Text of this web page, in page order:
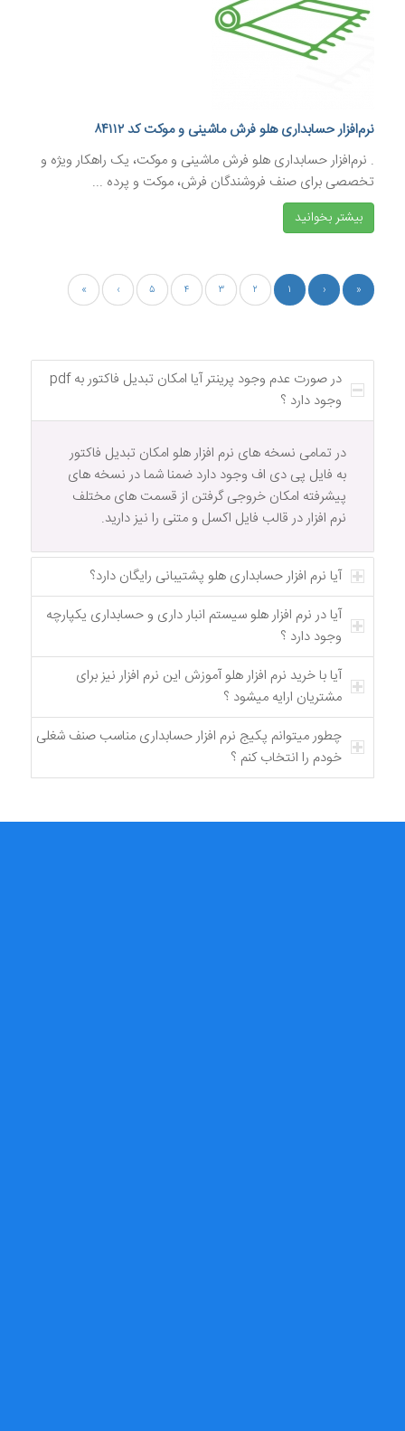
نرم‌افزار حسابداری هلو فرش ماشینی و موکت کد ۸۴۱۱۲
. نرم‌افزار حسابداری هلو فرش ماشینی و موکت، یک راهکار ویژه و
تخصصی برای صنف فروشندگان فرش، موکت و پرده ...
بیشتر بخوانید
«
‹ ۱ ۲ ۳ ۴ ۵ ›
»
در صورت عدم وجود پرینتر آیا امکان تبدیل فاکتور به pdf
وجود دارد ؟
در تمامی نسخه های نرم افزار هلو امکان تبدیل فاکتور
به فایل پی دی اف وجود دارد ضمنا شما در نسخه های
پیشرفته امکان خروجی گرفتن از قسمت های مختلف
نرم افزار در قالب فایل اکسل و متنی را نیز دارید.
آیا نرم افزار حسابداری هلو پشتیبانی رایگان دارد؟
آیا در نرم افزار هلو سیستم انبار داری و حسابداری یکپارچه
وجود دارد ؟
آیا با خرید نرم افزار هلو آموزش این نرم افزار نیز برای
مشتریان ارایه میشود ؟
چطور میتوانم پکیج نرم افزار حسابداری مناسب صنف شغلی
خودم را انتخاب کنم ؟